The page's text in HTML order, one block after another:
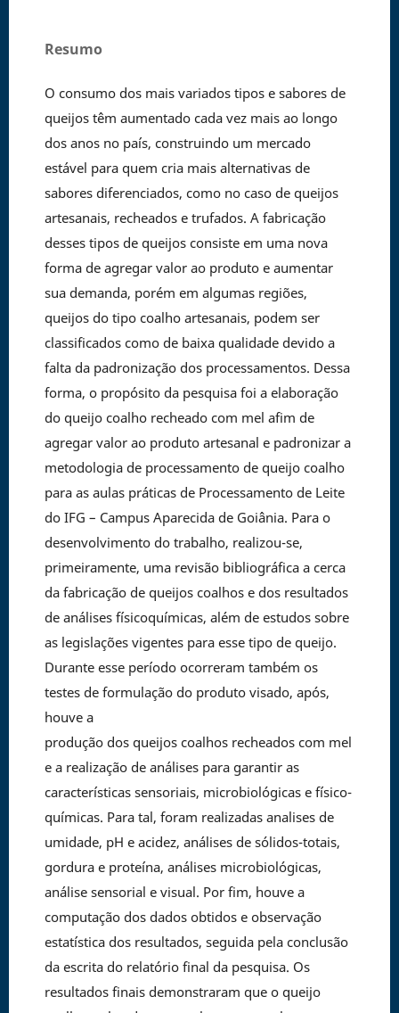
Resumo
O consumo dos mais variados tipos e sabores de
queijos têm aumentado cada vez mais ao longo
dos anos no país, construindo um mercado
estável para quem cria mais alternativas de
sabores diferenciados, como no caso de queijos
artesanais, recheados e trufados. A fabricação
desses tipos de queijos consiste em uma nova
forma de agregar valor ao produto e aumentar
sua demanda, porém em algumas regiões,
queijos do tipo coalho artesanais, podem ser
classificados como de baixa qualidade devido a
falta da padronização dos processamentos. Dessa
forma, o propósito da pesquisa foi a elaboração
do queijo coalho recheado com mel afim de
agregar valor ao produto artesanal e padronizar a
metodologia de processamento de queijo coalho
para as aulas práticas de Processamento de Leite
do IFG – Campus Aparecida de Goiânia. Para o
desenvolvimento do trabalho, realizou-se,
primeiramente, uma revisão bibliográfica a cerca
da fabricação de queijos coalhos e dos resultados
de análises físicoquímicas, além de estudos sobre
as legislações vigentes para esse tipo de queijo.
Durante esse período ocorreram também os
testes de formulação do produto visado, após,
houve a
produção dos queijos coalhos recheados com mel
e a realização de análises para garantir as
características sensoriais, microbiológicas e físico-
químicas. Para tal, foram realizadas analises de
umidade, pH e acidez, análises de sólidos-totais,
gordura e proteína, análises microbiológicas,
análise sensorial e visual. Por fim, houve a
computação dos dados obtidos e observação
estatística dos resultados, seguida pela conclusão
da escrita do relatório final da pesquisa. Os
resultados finais demonstraram que o queijo